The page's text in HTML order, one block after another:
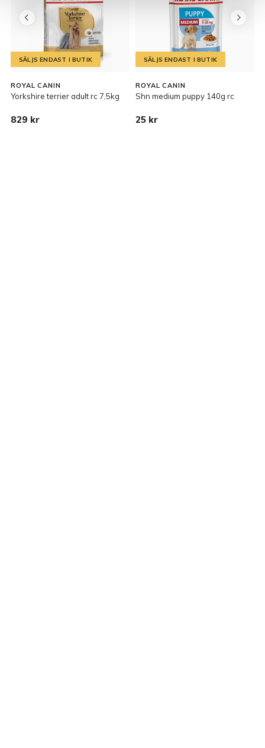
SÄLJS ENDAST I BUTIK
ROYAL CANIN
Yorkshire terrier adult rc 7,5kg
829 kr
SÄLJS ENDAST I BUTIK
ROYAL CANIN
Shn medium puppy 140g rc
25 kr